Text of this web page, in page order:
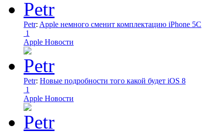
Petr: Apple немного сменит комплектацию iPhone 5C
1
Apple Новости
Petr: Новые подробности того какой будет iOS 8
1
Apple Новости